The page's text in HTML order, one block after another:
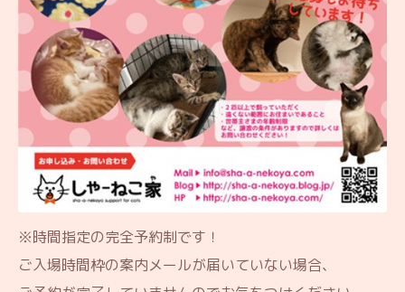
※時間指定の完全予約制です！
ご入場時間枠の案内メールが届いていない場合、